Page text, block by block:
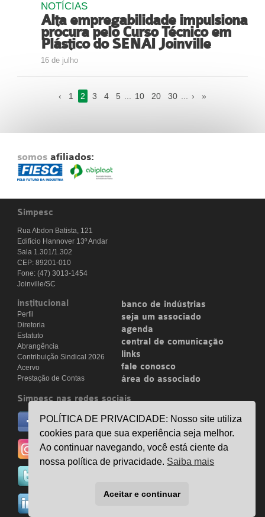
NOTÍCIAS
Alta empregabilidade impulsiona
procura pelo Curso Técnico em
Plástico do SENAI Joinville
16 de julho
‹ 1 2 3 4 5 10 20 30 › »
somos afiliados:
Simpesc
Rua Abdon Batista, 121
Edifício Hannover 13º Andar
Sala 1.301/1.302
CEP: 89201-010
Fone: (47) 3013-1454
Joinville/SC
institucional
Perfil
Diretoria
Estatuto
Abrangência
Contribuição Sindical 2026
Acervo
Prestação de Contas
banco de indústrias
seja um associado
agenda
central de comunicação
links
fale conosco
área do associado
Simpesc nas redes sociais
no facebook
/simpesc
no instagram
@simpescplasticos
POLÍTICA DE PRIVACIDADE: Nosso site utiliza
cookies para que sua experiência seja melhor.
Ao continuar navegando, você está ciente da
nossa política de privacidade. Saiba mais
Aceitar e continuar